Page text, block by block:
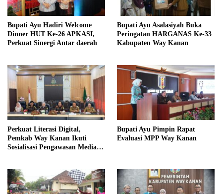
Bupati Ayu Hadiri Welcome
Dinner HUT Ke-26 APKASI,
Perkuat Sinergi Antar daerah
Bupati Ayu Asalasiyah Buka
Peringatan HARGANAS Ke-33
Kabupaten Way Kanan
Perkuat Literasi Digital,
Pemkab Way Kanan Ikuti
Sosialisasi Pengawasan Media
Bupati Ayu Pimpin Rapat
Evaluasi MPP Way Kanan